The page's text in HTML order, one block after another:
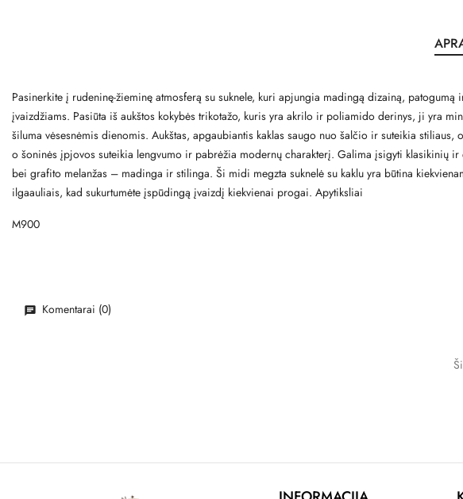
Pasinerkite į rudeninę-žieminę atmosferą su suknele, kuri apjungia madingą dizainą,
įvaizdžiams. Pasiūta iš aukštos kokybės trikotažo, kuris yra akrilo ir poliamido derinys, ji yra
šiluma vėsesnėmis dienomis. Aukštas, apgaubiantis kaklas saugo nuo šalčio ir suteikia
o šoninės įpjovos suteikia lengvumo ir pabrėžia modernų charakterį. Galima įsigyti klasikinių
bei grafito melanžas – madinga ir stilinga. Ši midi megzta suknelė su kaklu yra būtina
ilgaauliais, kad sukurtumėte įspūdingą įvaizdį kiekvienai progai. Apytiksliai
M900
Komentarai (0)